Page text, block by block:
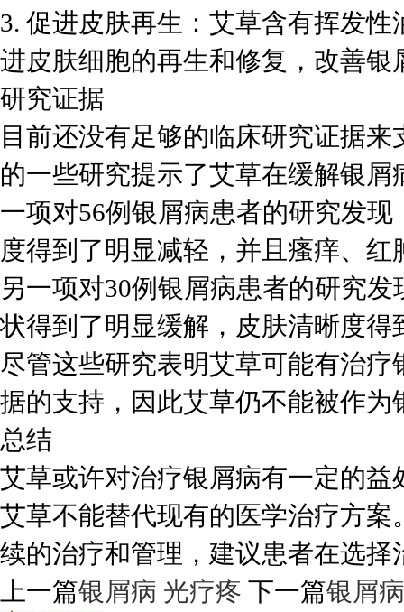
3. 促进皮肤再生：艾草含有挥发
进皮肤细胞的再生和修复，改善银
研究证据
目前还没有足够的临床研究证据
的一些研究提示了艾草在缓解银
一项对56例银屑病患者的研究发
度得到了明显减轻，并且瘙痒、
另一项对30例银屑病患者的研究
状得到了明显缓解，皮肤清晰度得
尽管这些研究表明艾草可能有治
据的支持，因此艾草仍不能被作
总结
艾草或许对治疗银屑病有一定的
艾草不能替代现有的医学治疗方
续的治疗和管理，建议患者在选
上一篇银屑病 光疗疼 下一篇银屑